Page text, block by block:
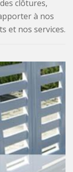
clôtures,
à nos
et nos services.